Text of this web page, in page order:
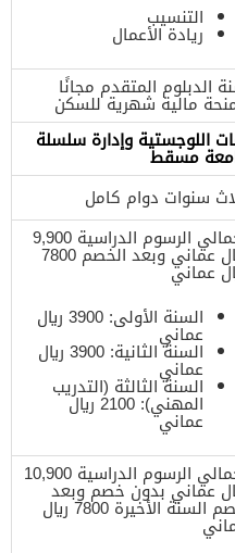
التنسيب
ريادة الأعمال
الدبلوم المتقدم مجانًا
مالية شهرية للسكن
اللوجستية وإدارة سلسلة
مسقط
سنوات دوام كامل
إجمالي الرسوم الدراسية 9,900
ريال عماني وبعد الخصم 7800
عماني
السنة الأولى: 3900 ريال
عماني
السنة الثانية: 3900 ريال
عماني
السنة الثالثة (التدريب
المهني): 2100 ريال
عماني
إجمالي الرسوم الدراسية 10,900
عماني بدون خصم وبعد
خصم السنة الأخيرة 7800 ريال